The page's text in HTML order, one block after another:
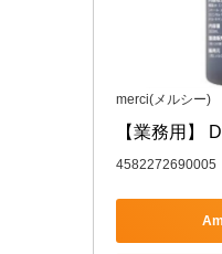
merci(メルシー)
【業務用】
4582272690005